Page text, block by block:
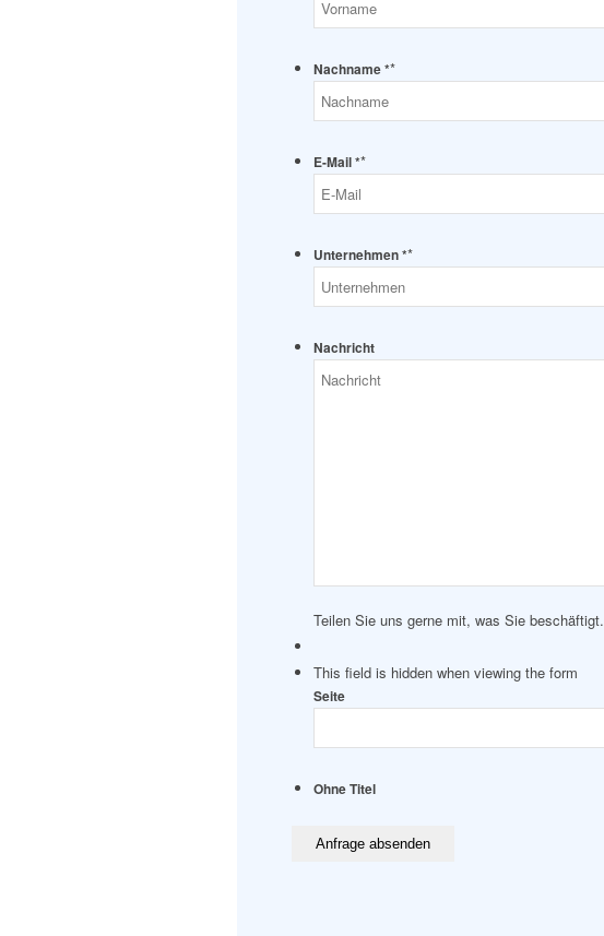
Nachname **
E-Mail **
Unternehmen **
Nachricht
Teilen Sie uns gerne mit, was Sie beschäftigt.
This field is hidden when viewing the form
Seite
Ohne Titel